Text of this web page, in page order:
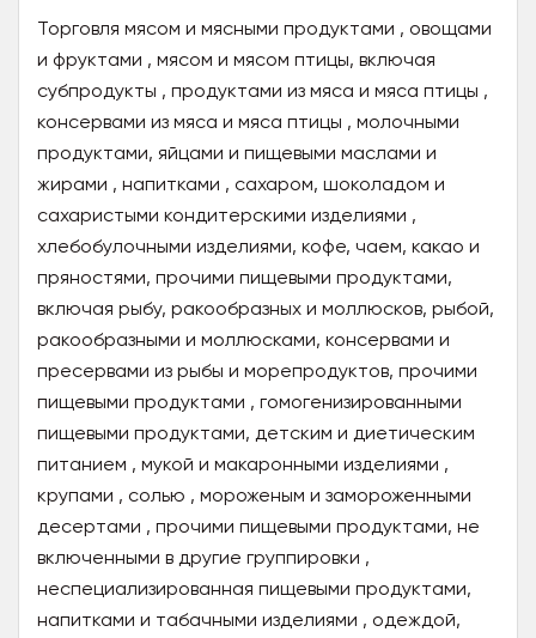
Торговля мясом и мясными продуктами , овощами
и фруктами , мясом и мясом птицы, включая
субпродукты , продуктами из мяса и мяса птицы ,
консервами из мяса и мяса птицы , молочными
продуктами, яйцами и пищевыми маслами и
жирами , напитками , сахаром, шоколадом и
сахаристыми кондитерскими изделиями ,
хлебобулочными изделиями, кофе, чаем, какао и
пряностями, прочими пищевыми продуктами,
включая рыбу, ракообразных и моллюсков, рыбой,
ракообразными и моллюсками, консервами и
пресервами из рыбы и морепродуктов, прочими
пищевыми продуктами , гомогенизированными
пищевыми продуктами, детским и диетическим
питанием , мукой и макаронными изделиями ,
крупами , солью , мороженым и замороженными
десертами , прочими пищевыми продуктами, не
включенными в другие группировки ,
неспециализированная пищевыми продуктами,
напитками и табачными изделиями , одеждой,